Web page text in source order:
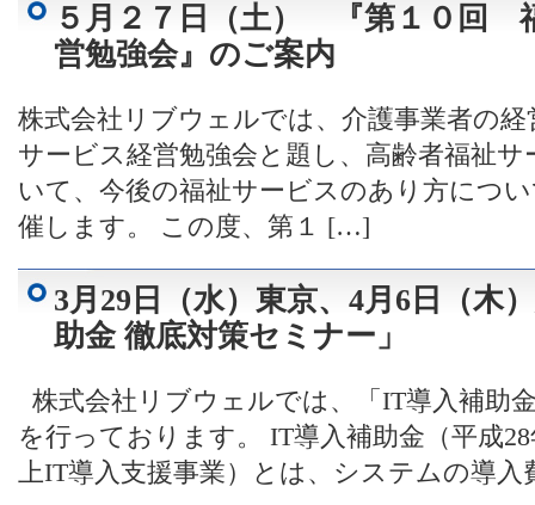
５月２７日（土） 『第１０回
営勉強会』のご案内
株式会社リブウェルでは、介護事業者の
サービス経営勉強会と題し、高齢者福祉
いて、今後の福祉サービスのあり方につ
催します。 この度、第１ […]
3月29日（水）東京、4月6日（木
助金 徹底対策セミナー」
株式会社リブウェルでは、「IT導入補助
を行っております。 IT導入補助金（平成
上IT導入支援事業）とは、システムの導